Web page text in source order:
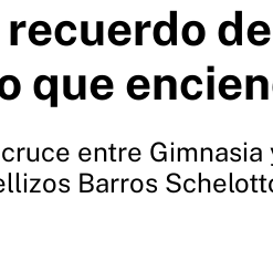
que
entre
Barros